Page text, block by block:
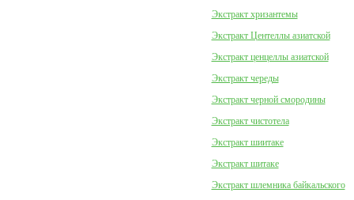
Экстракт хризантемы
Экстракт Центеллы азиатской
Экстракт ценцеллы азиатской
Экстракт череды
Экстракт черной смородины
Экстракт чистотела
Экстракт шиитаке
Экстракт шитаке
Экстракт шлемника байкальского